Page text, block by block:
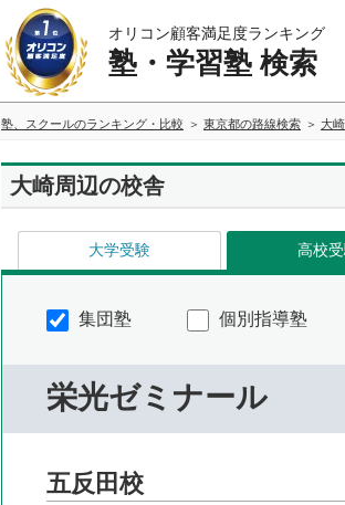
オリコン顧客満足度ランキング
塾・学習塾 検索
塾、スクールのランキング・比較 東京都の路線検索 大
大崎周辺の校舎
大学受験 高校
集団塾 個別指導塾
栄光ゼミナール
五反田校